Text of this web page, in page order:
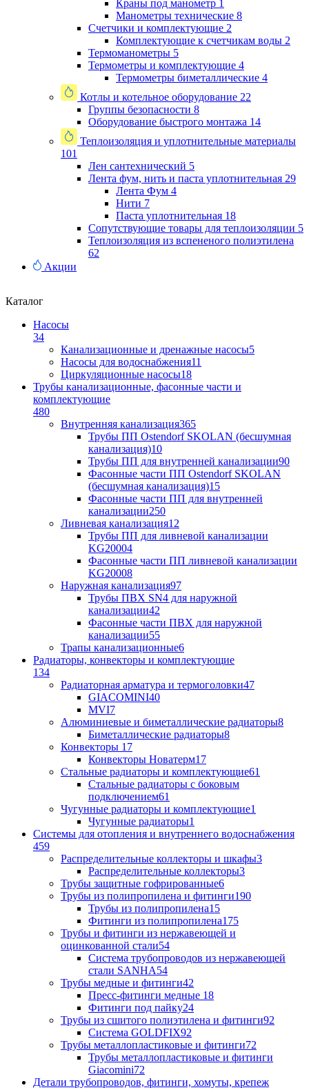
Краны под манометр 1
Манометры технические 8
Счетчики и комплектующие 2
Комплектующие к счетчикам воды 2
Термоманометры 5
Термометры и комплектующие 4
Термометры биметаллические 4
Котлы и котельное оборудование 22
Группы безопасности 8
Оборудование быстрого монтажа 14
Теплоизоляция и уплотнительные материалы
101
Лен сантехнический 5
Лента фум, нить и паста уплотнительная 29
Лента Фум 4
Нити 7
Паста уплотнительная 18
Сопутствующие товары для теплоизоляции 5
Теплоизоляция из вспененого полиэтилена
62
Акции
Каталог
Насосы
34
Канализационные и дренажные насосы5
Насосы для водоснабжения11
Циркуляционные насосы18
Трубы канализационные, фасонные части и
комплектующие
480
Внутренняя канализация365
Трубы ПП Ostendorf SKOLAN (бесшумная
канализация)10
Трубы ПП для внутренней канализации90
Фасонные части ПП Ostendorf SKOLAN
(бесшумная канализация)15
Фасонные части ПП для внутренней
канализации250
Ливневая канализация12
Трубы ПП для ливневой канализации
KG20004
Фасонные части ПП ливневой канализации
KG20008
Наружная канализация97
Трубы ПВХ SN4 для наружной
канализации42
Фасонные части ПВХ для наружной
канализации55
Трапы канализационные6
Радиаторы, конвекторы и комплектующие
134
Радиаторная арматура и термоголовки47
GIACOMINI40
MVI7
Алюминиевые и биметаллические радиаторы8
Биметаллические радиаторы8
Конвекторы 17
Конвекторы Новатерм17
Стальные радиаторы и комплектующие61
Стальные радиаторы с боковым
подключением61
Чугунные радиаторы и комплектующие1
Чугунные радиаторы1
Системы для отопления и внутреннего водоснабжения
459
Распределительные коллекторы и шкафы3
Распределительные коллекторы3
Трубы защитные гофрированные6
Трубы из полипропилена и фитинги190
Трубы из полипропилена15
Фитинги из полипропилена175
Трубы и фитинги из нержавеющей и
оцинкованной стали54
Система трубопроводов из нержавеющей
стали SANHA54
Трубы медные и фитинги42
Пресс-фитинги медные 18
Фитинги под пайку24
Трубы из сшитого полиэтилена и фитинги92
Система GOLDFIX92
Трубы металлопластиковые и фитинги72
Трубы металлопластиковые и фитинги
Giacomini72
Детали трубопроводов, фитинги, хомуты, крепеж